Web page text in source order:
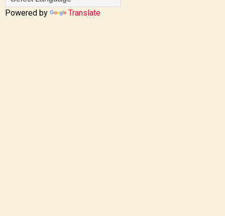
Powered by Translate